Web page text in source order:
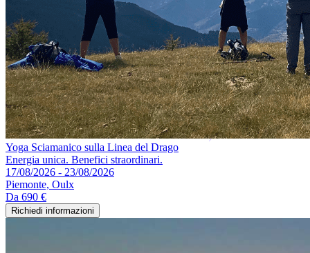
Yoga Sciamanico sulla Linea del Drago
Energia unica. Benefici straordinari.
17/08/2026 - 23/08/2026
Piemonte, Oulx
Da 690 €
Richiedi informazioni